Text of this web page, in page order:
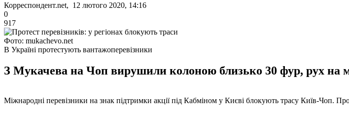
Корреспондент.net, 12 лютого 2020, 14:16
0
917
Фото: mukachevo.net
В Україні протестують вантажоперевізники
З Мукачева на Чоп вирушили колоною близько 30 фур, рух на
Міжнародні перевізники на знак підтримки акції під Кабміном у Києві блокують трасу Київ-Чоп.